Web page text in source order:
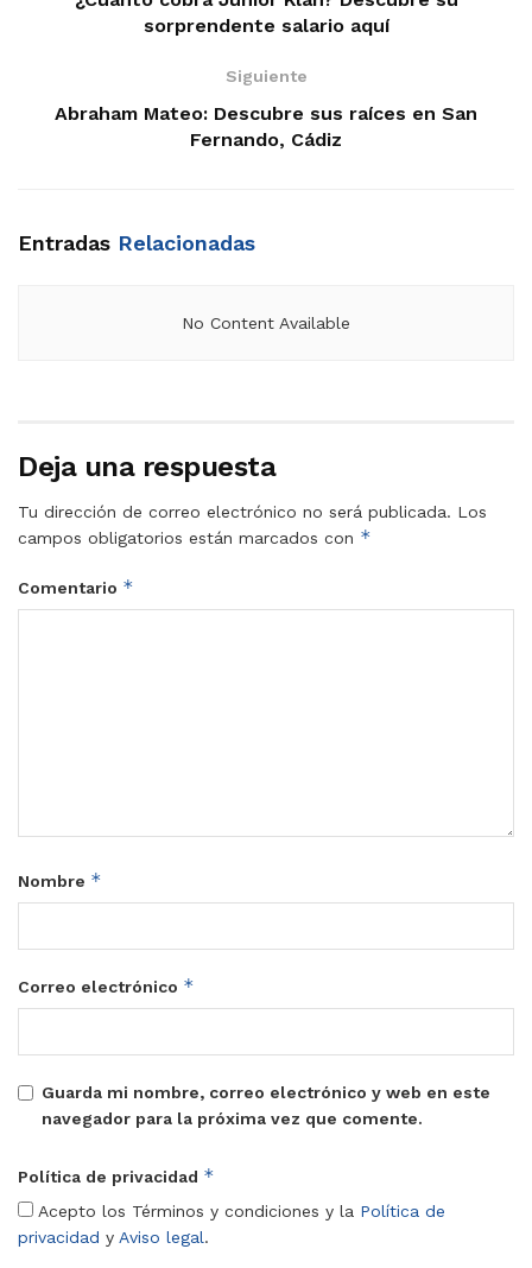
sorprendente salario aquí
Siguiente
Abraham Mateo: Descubre sus raíces en San
Fernando, Cádiz
Entradas Relacionadas
No Content Available
Deja una respuesta
Tu dirección de correo electrónico no será publicada. Los
campos obligatorios están marcados con *
Comentario *
Nombre *
Correo electrónico *
Guarda mi nombre, correo electrónico y web en este
navegador para la próxima vez que comente.
Política de privacidad *
Acepto los Términos y condiciones y la Política de
privacidad y Aviso legal.